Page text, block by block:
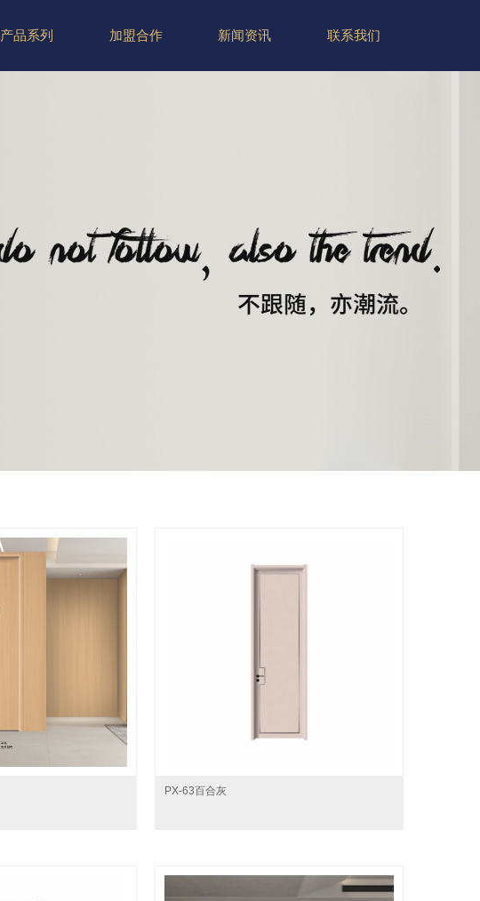
产品系列 加盟合作 新闻资讯 联系我们
PX-63百合灰